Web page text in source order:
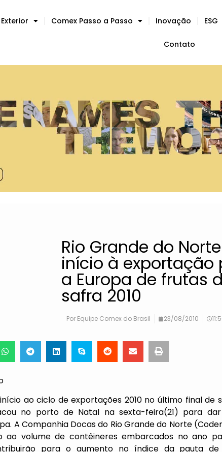
Comex Passo a Passo Inovação ESG
Contato
Rio Grande do
início à exportação
a Europa de frutas
safra 2010
Por Equipe Comex do Brasil 23/08/2010
ao ciclo de exportações 2010 no último final de
no porto de Natal na sexta-feira(21) para
A Companhia Docas do Rio Grande do Norte
volume de contêineres embarcados no ano
para o aumento no índice da pauta de